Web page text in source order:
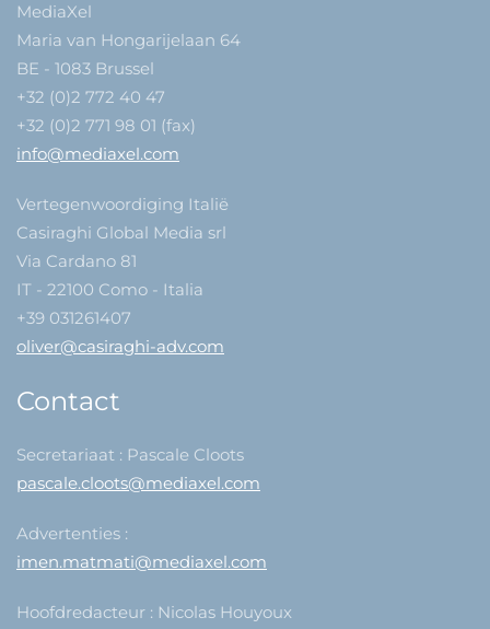
MediaXel
Maria van Hongarijelaan 64
BE - 1083 Brussel
+32 (0)2 772 40 47
+32 (0)2 771 98 01 (fax)
info@mediaxel.com
Vertegenwoordiging Italië
Casiraghi Global Media srl
Via Cardano 81
IT - 22100 Como - Italia
+39 031261407
oliver@casiraghi-adv.com
Contact
Secretariaat : Pascale Cloots
pascale.cloots@mediaxel.com
Advertenties :
imen.matmati@mediaxel.com
Hoofdredacteur : Nicolas Houyoux